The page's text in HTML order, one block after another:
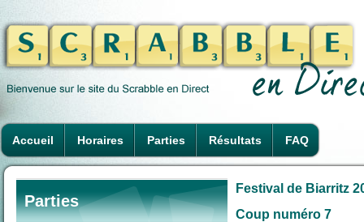
Accueil Horaires Parties Résultats FAQ
Parties
Festival de Biarritz
Coup numéro 7